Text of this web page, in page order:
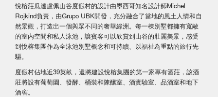
悅榕莊瓜達盧佩山谷度假村的設計由墨西哥知名設計師Michel
Rojkind負責，由Grupo UBK開發，充分融合了當地的風土人情和自
然景觀，打造出一個與眾不同的奢華綠洲。每一棟別墅都擁有寬敞
的室內空間和私人泳池，讓賓客可以欣賞到山谷的壯麗美景，感受
到悅榕集團作為全泳池別墅概念和可持續、以福祉為重點的旅行先
驅。
度假村佔地近39英畝，還將建設悅榕集團的第一家專有酒莊，該酒
莊將設有葡萄園、發酵、桶裝和陳釀室、酒實驗室、品酒室和地下
酒窖。